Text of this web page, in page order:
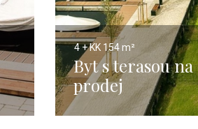
4 + KK 154 m²
Byt s terasou na
prodej